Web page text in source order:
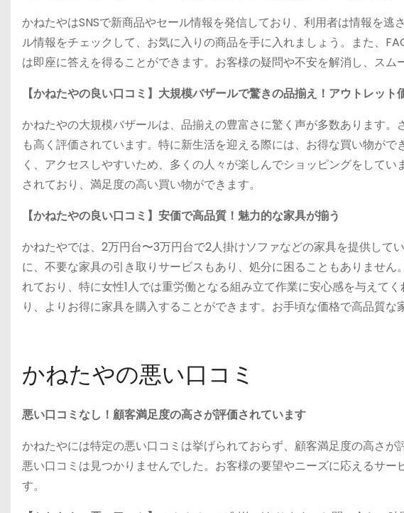
かねたやはSNSで新商品やセール情報を発信しており、利用者は情報を
ル情報をチェックして、お気に入りの商品を手に入れましょう。また、
は即座に答えを得ることができます。お客様の疑問や不安を解消し、スム
【かねたやの良い口コミ】大規模バザールで驚きの品揃え！アウトレット
かねたやの大規模バザールは、品揃えの豊富さに驚く声が多数あります
も高く評価されています。特に新生活を迎える際には、お得な買い物が
く、アクセスしやすいため、多くの人々が楽しんでショッピングをして
されており、満足度の高い買い物ができます。
【かねたやの良い口コミ】安価で高品質！魅力的な家具が揃う
かねたやでは、2万円台〜3万円台で2人掛けソファなどの家具を提供して
に、不要な家具の引き取りサービスもあり、処分に困ることもありませ
れており、特に女性1人では重労働となる組み立て作業に安心感を与えて
り、よりお得に家具を購入することができます。お手頃な価格で高品質な
かねたやの悪い口コミ
悪い口コミなし！顧客満足度の高さが評価されています
かねたやには特定の悪い口コミは挙げられておらず、顧客満足度の高さが
悪い口コミは見つかりませんでした。お客様の要望やニーズに応えるサ
す。